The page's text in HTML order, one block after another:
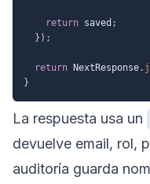
return saved ;
} ) ;
return NextResponse.
}
La respuesta usa un
devuelve email, rol,
auditoría guarda